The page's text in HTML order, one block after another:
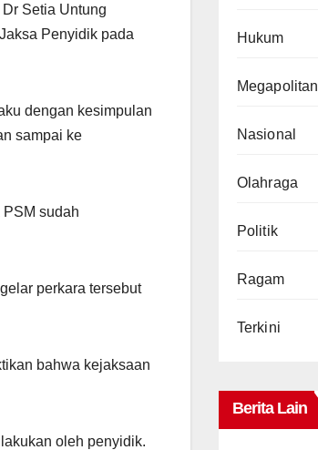
Setia Untung
Penyidik pada
dengan kesimpulan
sampai ke
PSM sudah
perkara tersebut
bahwa kejaksaan
oleh penyidik.
Hukum
Megapolitan
Nasional
Olahraga
Politik
Ragam
Terkini
Berita Lain